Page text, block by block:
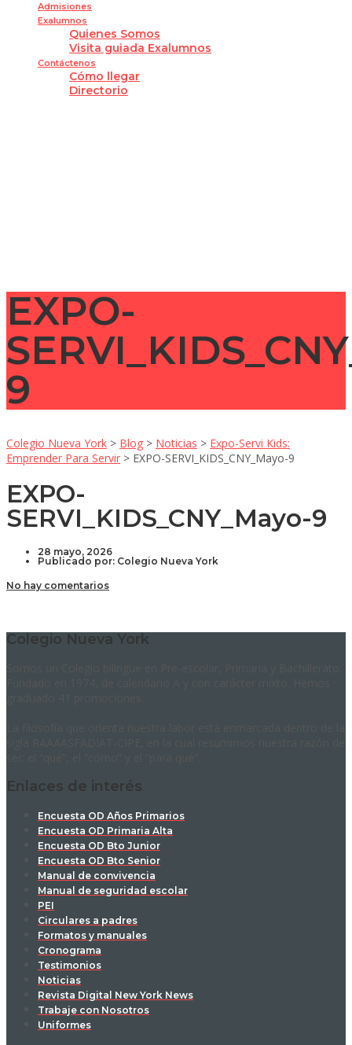
Admisiones
Exalumnos
Quienes Somos
Visita guiada Exalumnos
Contáctenos
Cómo llegar
Directorio
EXPO-
9
Colegio Nueva York > Blog > Noticias > Expo-Servi Kids:
Emprender Para Servir > EXPO-SERVI_KIDS_CNY_Mayo-9
EXPO-
SERVI_KIDS_CNY_Mayo-9
28 mayo, 2026
Publicado por: Colegio Nueva York
No hay comentarios
Colegio Nueva York
Enlaces de interés
Encuesta OD Años Primarios
Encuesta OD Primaria Alta
Encuesta OD Bto Junior
Encuesta OD Bto Senior
Manual de convivencia
Manual de seguridad escolar
PEI
Circulares a padres
Formatos y manuales
Cronograma
Testimonios
Noticias
Revista Digital New York News
Trabaje con Nosotros
Uniformes